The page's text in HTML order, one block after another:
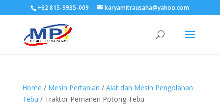
+62 815-9935-009 karyamitrausaha@yahoo.com
Home / Mesin Pertanian / Alat dan Mesin Pengolahan
Tebu / Traktor Pemanen Potong Tebu